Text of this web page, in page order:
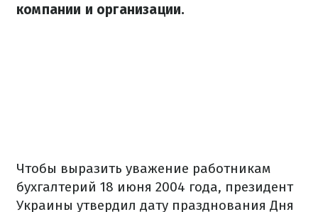
компании и организации.
Чтобы выразить уважение работникам
бухгалтерий 18 июня 2004 года, президент
Украины утвердил дату празднования Дня